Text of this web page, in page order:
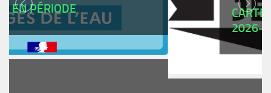
CARTES AVANTAGES JEUNES
2026-2027